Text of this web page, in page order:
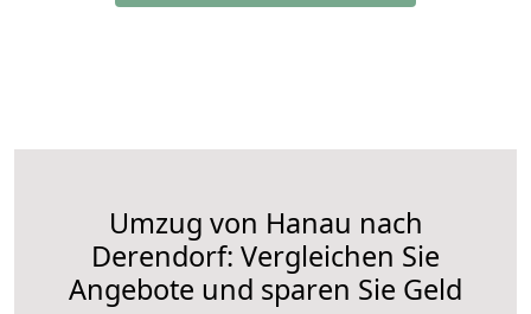
Umzug von Hanau nach
Derendorf: Vergleichen Sie
Angebote und sparen Sie Geld